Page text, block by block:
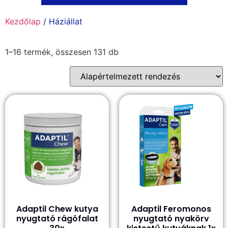
Kezdőlap / Háziállat
1–16 termék, összesen 131 db
Adaptil Chew kutya
nyugtató rágófalat
Adaptil Feromonos
nyugtató nyakörv